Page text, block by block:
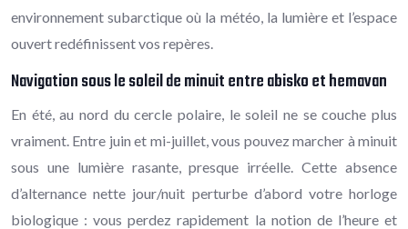
environnement subarctique où la météo, la lumière et l’espace
ouvert redéfinissent vos repères.
Navigation sous le soleil de minuit entre abisko et hemavan
En été, au nord du cercle polaire, le soleil ne se couche plus
vraiment. Entre juin et mi-juillet, vous pouvez marcher à minuit
sous une lumière rasante, presque irréelle. Cette absence
d’alternance nette jour/nuit perturbe d’abord votre horloge
biologique : vous perdez rapidement la notion de l’heure et